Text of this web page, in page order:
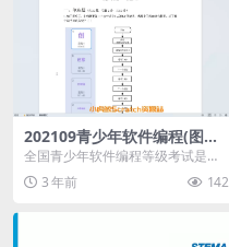
202109青少年软件编程(图形
化)等级考试试卷一级(含答案)
全国青少年软件编程等级考试是由
中国电子学会发起的面向青少年软
件编程能力水平的社会...
3 年前 142